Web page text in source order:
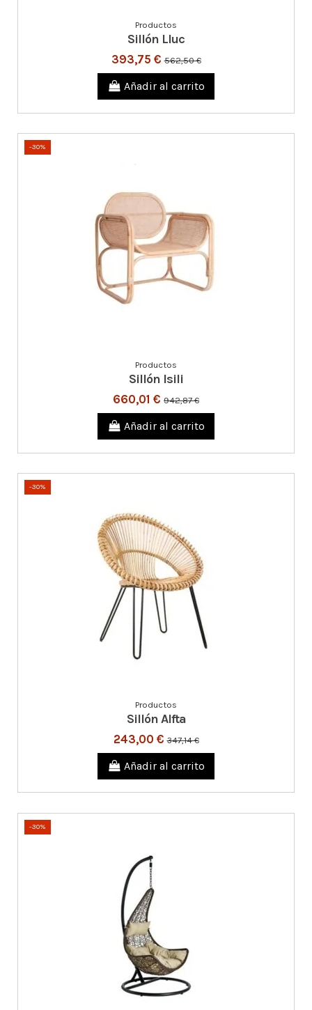
Productos
Sillón Lluc
393,75 €562,50 €
Añadir al carrito
-30%
Productos
Sillón Isili
660,01 € 942,87 €
Añadir al carrito
-30%
Productos
Sillón Alfta
243,00 €347,14 €
Añadir al carrito
-30%